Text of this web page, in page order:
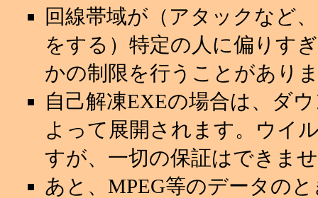
回線帯域が（アタックなど
をする）特定の人に偏りす
かの制限を行うことがあり
自己解凍EXEの場合は、ダ
よって展開されます。ウイ
すが、一切の保証はできま
あと、MPEG等のデータの